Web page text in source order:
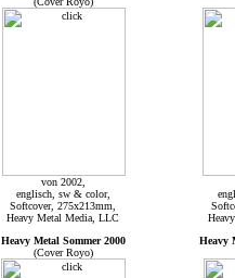
von 2002,
englisch, sw & color,
Softcover, 275x213mm,
Heavy Metal Media, LLC
Heavy Metal Sommer 2000
(Cover Royo)
Heavy